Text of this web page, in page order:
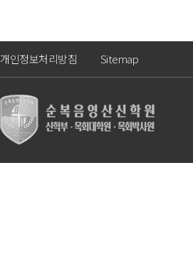
개인정보처리방침 Sitemap